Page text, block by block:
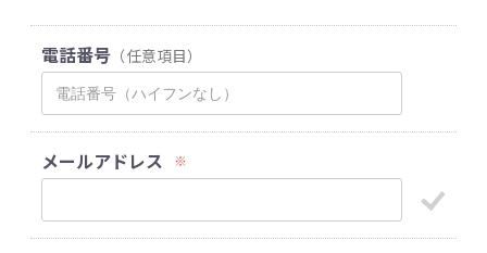
電話番号 （任意項目）
メールアドレス ※